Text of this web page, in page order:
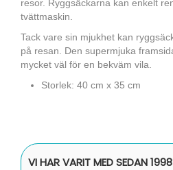
resor. Ryggsäckarna kan enkelt
tvättmaskin.
Tack vare sin mjukhet kan
på resan. Den supermjuka
mycket väl för en bekväm vila.
Storlek: 40 cm x 35 cm
VI HAR VARIT MED SEDAN